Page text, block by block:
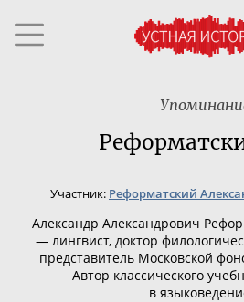
Участник: Реформатский
Александр Александрович
— лингвист, доктор
представитель Московской
Автор классического
в